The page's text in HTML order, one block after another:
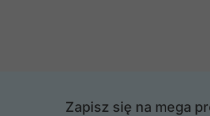
Zapisz się na mega